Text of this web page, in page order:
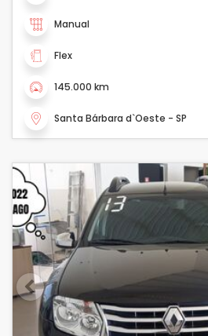
Manual
Flex
145.000 km
Santa Bárbara d`Oeste - SP